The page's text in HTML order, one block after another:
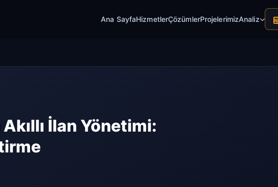
Ana SayfaHizmetlerÇözümlerProjelerimizAnaliz
İlan Yönetimi: